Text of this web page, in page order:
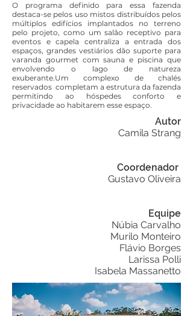
O programa definido para essa fazenda
destaca-se pelos uso mistos distribuídos pelos
múltiplos edifícios implantados no terreno
pelo projeto, como um salão receptivo para
eventos e capela centraliza a entrada dos
espaços, grandes vestiários dão suporte para
varanda gourmet com sauna e piscina que
envolvendo o lago de natureza
exuberante.Um complexo de chalés
reservados completam a estrutura da fazenda
permitindo ao hóspedes conforto e
privacidade ao habitarem esse espaço.
Autor
Camila Strang
Coordenador
Gustavo Oliveira
Equipe
Núbia Carvalho
Murilo Monteiro
Flávio Borges
Larissa Polli
Isabela Massanetto